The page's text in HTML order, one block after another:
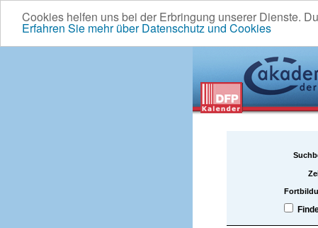
Cookies helfen uns bei der Erbringung unserer Dienste.
Erfahren Sie mehr über Datenschutz und Cookies